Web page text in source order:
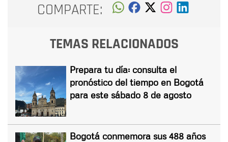
COMPARTE:
TEMAS RELACIONADOS
Prepara tu día: consulta el
pronóstico del tiempo en Bogotá
para este sábado 8 de agosto
Bogotá conmemora sus 488 años